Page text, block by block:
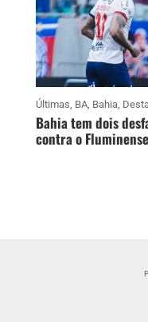
Últimas, BA, Bahia,
Bahia tem dois
contra o